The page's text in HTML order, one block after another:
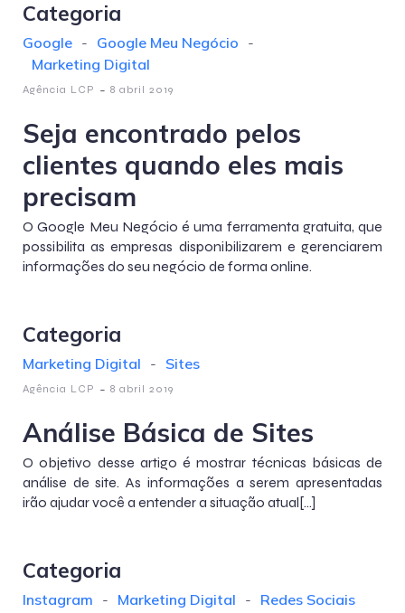
Categoria
Google - Google Meu Negócio -
Marketing Digital
Agência LCP - 8 abril 2019
Seja encontrado pelos
clientes quando eles mais
precisam
O Google Meu Negócio é uma ferramenta gratuita, que
possibilita as empresas disponibilizarem e gerenciarem
informações do seu negócio de forma online.
Categoria
Marketing Digital - Sites
Agência LCP - 8 abril 2019
Análise Básica de Sites
O objetivo desse artigo é mostrar técnicas básicas de
análise de site. As informações a serem apresentadas
irão ajudar você a entender a situação atual[…]
Categoria
Instagram - Marketing Digital - Redes Sociais